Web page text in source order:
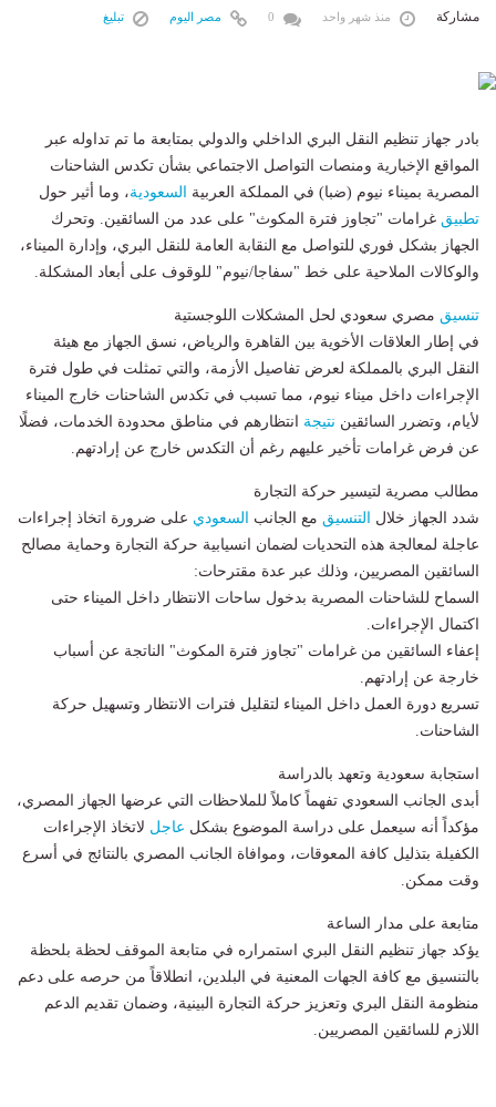
مشاركة منذ شهر واحد مصر اليوم تبليغ
​بادر جهاز تنظيم النقل البري الداخلي والدولي بمتابعة ما تم تداوله عبر
المواقع الإخبارية ومنصات التواصل الاجتماعي بشأن تكدس الشاحنات
المصرية بميناء نيوم (ضبا) في المملكة العربية
السعودية، وما أثير حول
تطبيق غرامات "تجاوز فترة المكوث" على عدد من السائقين. وتحرك
الجهاز بشكل فوري للتواصل مع النقابة العامة للنقل البري، وإدارة الميناء،
والوكالات الملاحية على خط "سفاجا/نيوم" للوقوف على أبعاد المشكلة.
تنسيق مصري سعودي لحل المشكلات اللوجستية
​في إطار العلاقات الأخوية بين القاهرة والرياض، نسق الجهاز مع هيئة
النقل البري بالمملكة لعرض تفاصيل الأزمة، والتي تمثلت في طول فترة
الإجراءات داخل ميناء نيوم، مما تسبب في تكدس الشاحنات خارج الميناء
لأيام، وتضرر السائقين نتيجة انتظارهم في مناطق محدودة الخدمات، فضلًا
عن فرض غرامات تأخير عليهم رغم أن التكدس خارج عن إرادتهم.
​مطالب مصرية لتيسير حركة التجارة
​شدد الجهاز خلال
التنسيق مع الجانب السعودي على ضرورة اتخاذ إجراءات
عاجلة لمعالجة هذه التحديات لضمان انسيابية حركة التجارة وحماية مصالح
السائقين المصريين، وذلك عبر عدة مقترحات:
​السماح للشاحنات المصرية بدخول ساحات الانتظار داخل الميناء حتى
اكتمال الإجراءات.
​إعفاء السائقين من غرامات "تجاوز فترة المكوث" الناتجة عن أسباب
خارجة عن إرادتهم.
​تسريع دورة العمل داخل الميناء لتقليل فترات الانتظار وتسهيل حركة
الشاحنات.
​استجابة سعودية وتعهد بالدراسة
​أبدى الجانب السعودي تفهماً كاملاً للملاحظات التي عرضها الجهاز المصري،
مؤكداً أنه سيعمل على دراسة الموضوع بشكل عاجل لاتخاذ الإجراءات
الكفيلة بتذليل كافة المعوقات، وموافاة الجانب المصري بالنتائج في أسرع
وقت ممكن.
​متابعة على مدار الساعة
​يؤكد جهاز تنظيم النقل البري استمراره في متابعة الموقف لحظة بلحظة
بالتنسيق مع كافة الجهات المعنية في البلدين، انطلاقاً من حرصه على دعم
منظومة النقل البري وتعزيز حركة التجارة البينية، وضمان تقديم الدعم
اللازم للسائقين المصريين.